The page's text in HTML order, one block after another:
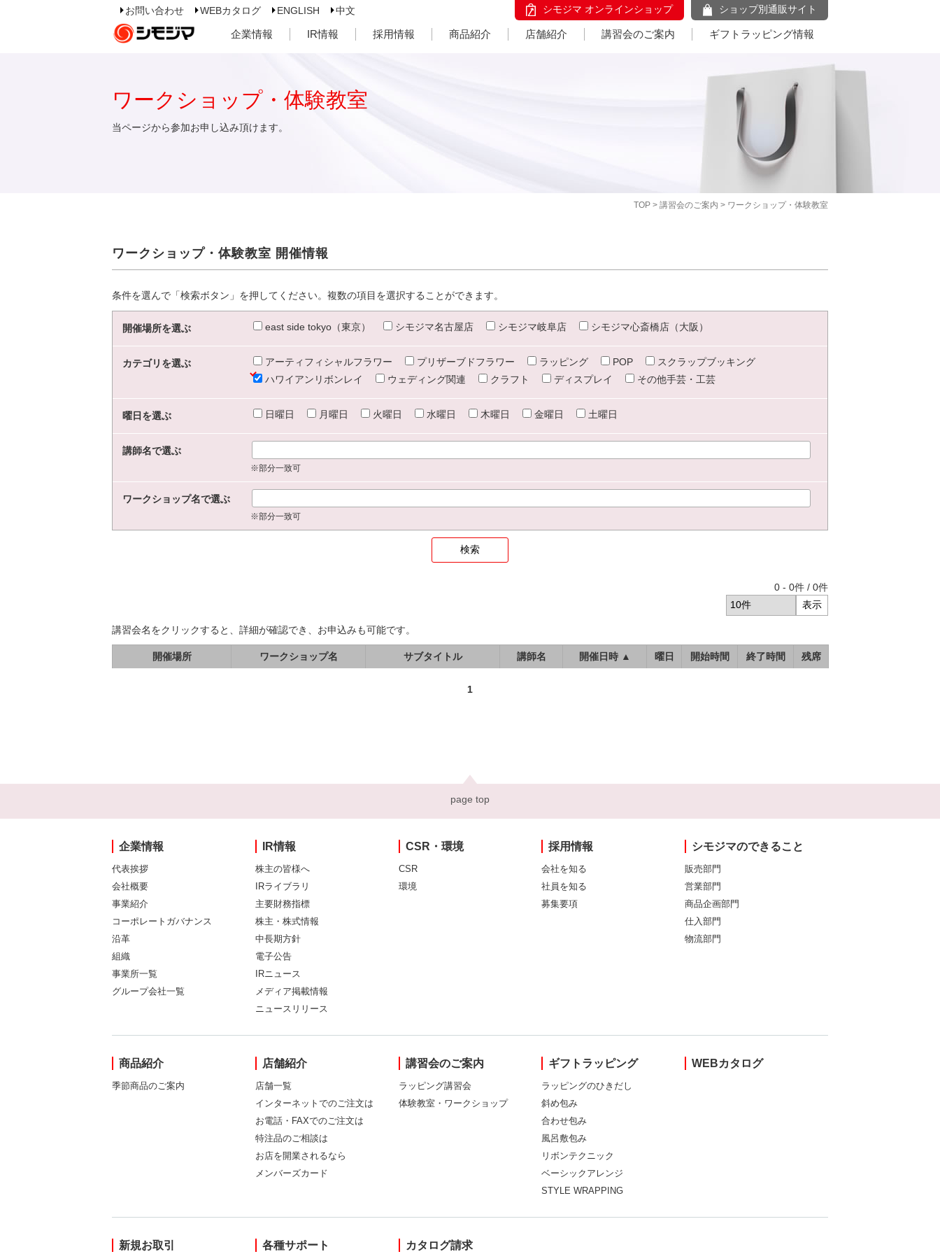
お問い合わせ WEBカタログ ENGLISH 中文 シモジマ オンラインショップ ショップ別通販サイト
企業情報 IR情報 採用情報 商品紹介 店舗紹介 講習会のご案内 ギフトラッピング情報
TOP > 講習会のご案内 > ワークショップ・体験教室
ワークショップ・体験教室
当ページから参加お申し込み頂けます。
ワークショップ・体験教室 開催情報
条件を選んで「検索ボタン」を押してください。複数の項目を選択することができます。
開催場所を選ぶ east side tokyo（東京） シモジマ名古屋店 シモジマ岐阜店 シモジマ心斎橋店（大阪）
カテゴリを選ぶ アーティフィシャルフラワー プリザーブドフラワー ラッピング POP
スクラップブッキング
ハワイアンリボンレイ
ウェディング関連 クラフト ディスプレイ その他手芸・工芸
曜日を選ぶ 日曜日 月曜日 火曜日 水曜日 木曜日 金曜日 土曜日
講師名で選ぶ
※部分一致可
ワークショップ名で選ぶ
※部分一致可
0 - 0件 / 0件
講習会名をクリックすると、詳細が確認でき、お申込みも可能です。
開催場所 ワークショップ名 サブタイトル 講師名 開催日時 ▲ 曜日 開始時間 終了時間 残席
1
page top
企業情報
代表挨拶
会社概要
事業紹介
コーポレートガバナンス
沿革
組織
事業所一覧
グループ会社一覧
IR情報
株主の皆様へ
IRライブラリ
主要財務指標
株主・株式情報
中長期方針
電子公告
IRニュース
メディア掲載情報
ニュースリリース
CSR・環境
CSR
環境
採用情報
会社を知る
社員を知る
募集要項
シモジマのできること
販売部門
営業部門
商品企画部門
仕入部門
物流部門
商品紹介
季節商品のご案内
店舗紹介
店舗一覧
インターネットでのご注文は
お電話・FAXでのご注文は
特注品のご相談は
お店を開業されるなら
メンバーズカード
講習会のご案内
ラッピング講習会
体験教室・ワークショップ
ギフトラッピング
ラッピングのひきだし
斜め包み
合わせ包み
風呂敷包み
リボンテクニック
ベーシックアレンジ
STYLE WRAPPING
WEBカタログ
新規お取引 各種サポート カタログ請求